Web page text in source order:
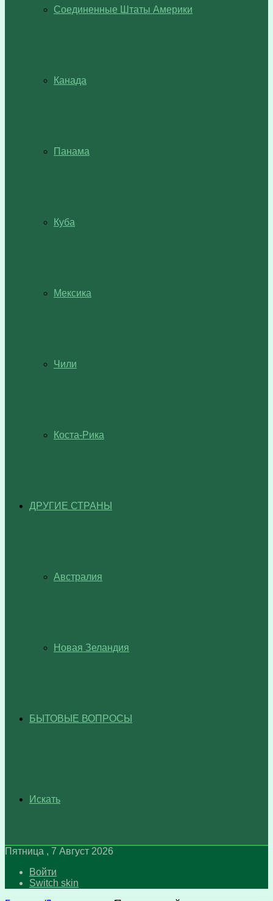
Соединенные Штаты Америки
Канада
Панама
Куба
Мексика
Чили
Коста-Рика
ДРУГИЕ СТРАНЫ
Австралия
Новая Зеландия
БЫТОВЫЕ ВОПРОСЫ
Искать
Пятница , 7 Август 2026
Войти
Switch skin